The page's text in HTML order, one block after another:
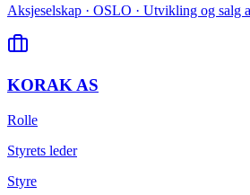
Aksjeselskap · OSLO · Utvikling og salg
KORAK AS
Rolle
Styrets leder
Styre